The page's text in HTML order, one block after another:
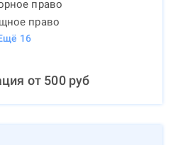
право
право
16
от 500руб